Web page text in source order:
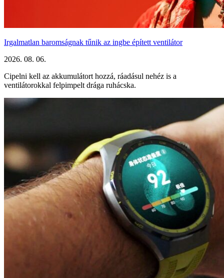
Irgalmatlan baromságnak tűnik az ingbe épített ventilátor
2026. 08. 06.
Cipelni kell az akkumulátort hozzá, ráadásul nehéz is a
ventilátorokkal felpimpelt drága ruhácska.